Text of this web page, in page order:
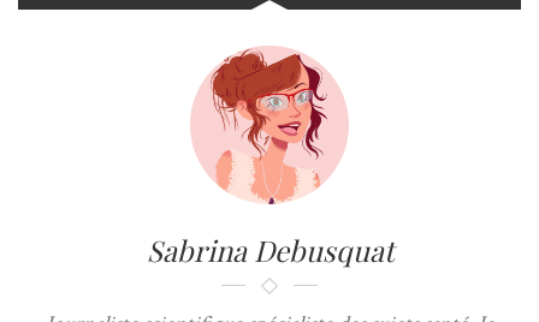
Sabrina Debusquat